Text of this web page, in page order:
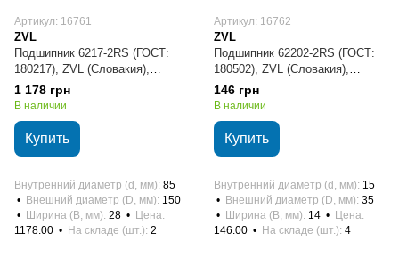
Артикул: 16761
ZVL
Подшипник 6217-2RS (ГОСТ:
180217), ZVL (Словакия),
85х150х28 мм, шариковый
радиальный
1 178 грн
В наличии
Купить
Внутренний диаметр (d, мм) 85
Внешний диаметр (D, мм) 150
Ширина (B, мм) 28
Цена
1178.00
На складе (шт.) 2
Артикул: 16762
ZVL
Подшипник 62202-2RS (ГОСТ:
180502), ZVL (Словакия),
15х35х14 мм, шариковый
радиальный
146 грн
В наличии
Купить
Внутренний диаметр (d, мм) 15
Внешний диаметр (D, мм) 35
Ширина (B, мм) 14
Цена
146.00
На складе (шт.) 4